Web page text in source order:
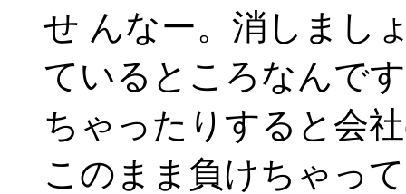
せ んなー。消しまし
ているところなんで
ちゃったりすると会
このまま負けちゃっ